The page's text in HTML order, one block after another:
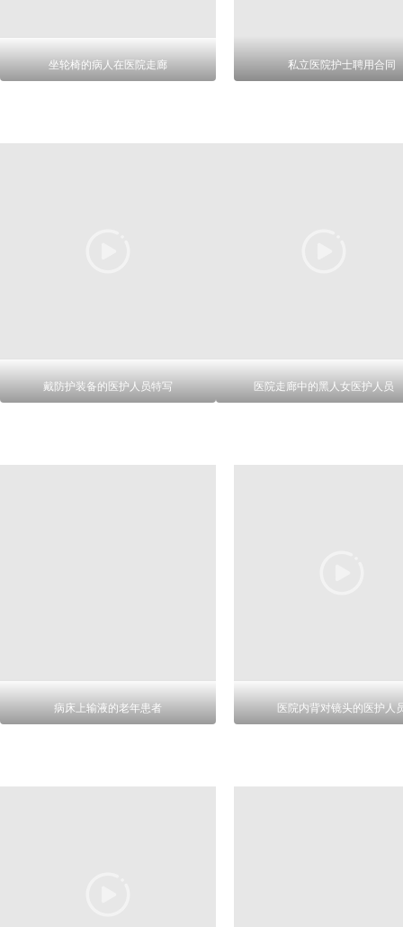
坐轮椅的病人在医院走廊 私立医院护士聘用合同
戴防护装备的医护人员特写 医院走廊中的黑人女医护人员
病床上输液的老年患者 医院内背对镜头的医护人